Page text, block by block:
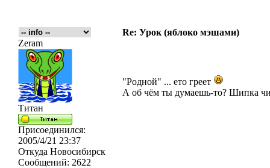
Re: Урок (яблоко мэшами)
Zeram
Титан
Присоединился:
2005/4/21 23:37
Откуда Новосибирск
Сообщений: 2622
"Родной" ... ето греет
А об чём ты думаешь-то? Шипка